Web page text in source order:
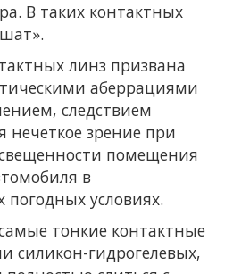
В таких контактных
линз призвана
аберрациями
следствием
нечеткое зрение при
помещения
в
погодных условиях.
тонкие контактные
силикон-гидрогелевых,